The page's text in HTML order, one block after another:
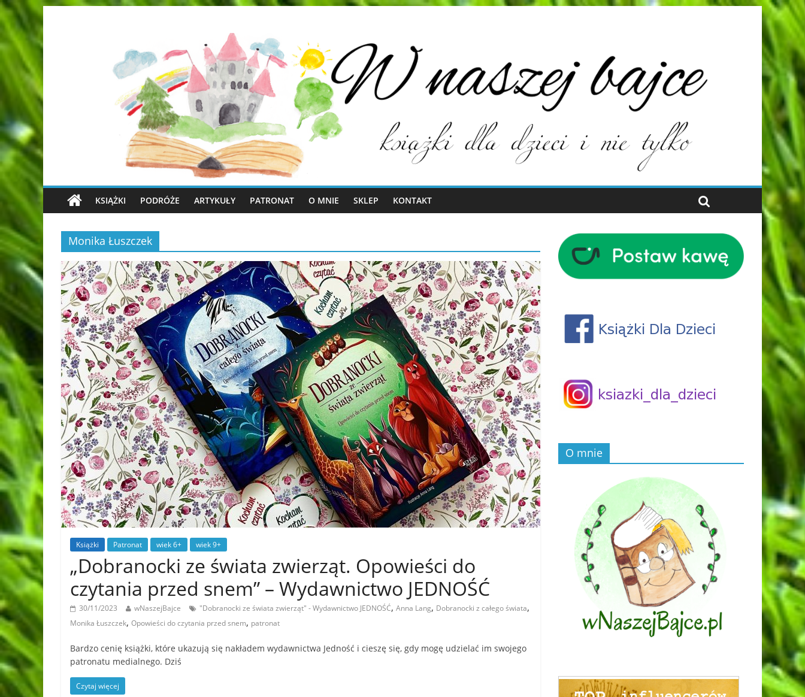
KSIĄŻKI PODRÓŻE ARTYKUŁY PATRONAT O MNIE SKLEP KONTAKT
Monika Łuszczek
Książki Patronat wiek 6+ wiek 9+
„Dobranocki ze świata zwierząt. Opowieści do
czytania przed snem” – Wydawnictwo JEDNOŚĆ
30/11/2023 wNaszejBajce "Dobranocki ze świata zwierząt" - Wydawnictwo JEDNOŚĆ, Anna Lang, Dobranocki z całego świata,
Monika Łuszczek, Opowieści do czytania przed snem, patronat
Bardzo cenię książki, które ukazują się nakładem wydawnictwa Jedność i cieszę się, gdy mogę udzielać im swojego
patronatu medialnego. Dziś
Czytaj więcej
O mnie